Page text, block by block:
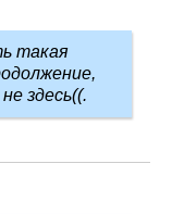
такая
здесь((.